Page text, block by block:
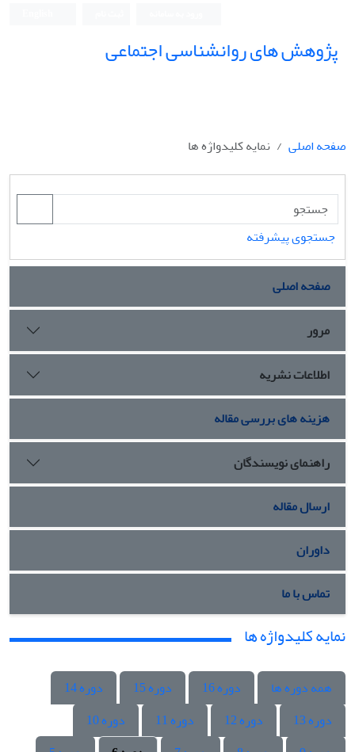
پژوهش های روانشناسی اجتماعی
صفحه اصلی نمایه کلیدواژه ها
جستجوی پیشرفته
صفحه اصلی
مرور
اطلاعات نشریه
هزینه های بررسی مقاله
راهنمای نویسندگان
ارسال مقاله
داوران
تماس با ما
نمایه کلیدواژه ها
همه دوره ها دوره 16 دوره 15
دوره 14
دوره 13
دوره 12 دوره 11
دوره 10